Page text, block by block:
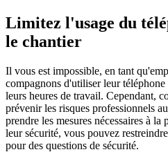
Limitez l'usage du
le chantier
Il vous est impossible, en tant
compagnons d'utiliser leur
leurs heures de travail. Cependant,
prévenir les risques professionnels
prendre les mesures nécessaires à la
leur sécurité, vous pouvez
pour des questions de sécurité.